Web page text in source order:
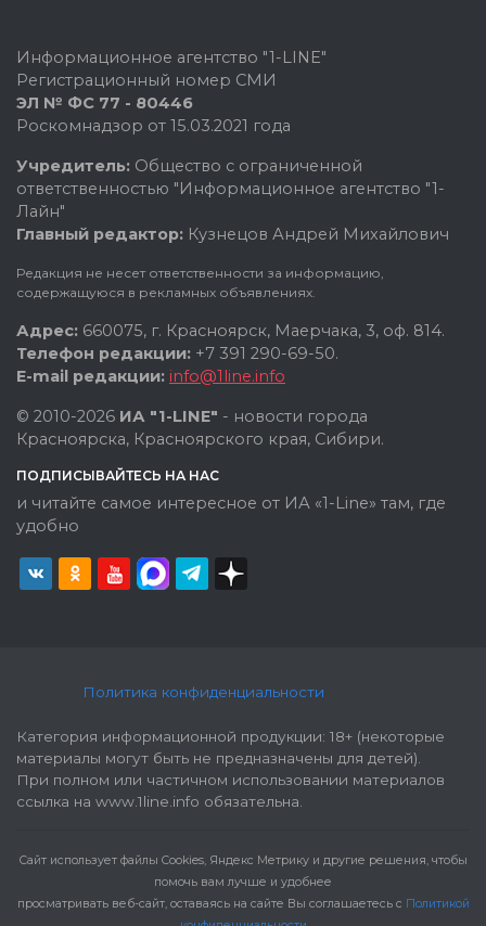
Информационное агентство "1-LINE"
Регистрационный номер СМИ
ЭЛ № ФС 77 - 80446
Роскомнадзор от 15.03.2021 года
Учредитель: Общество с ограниченной
ответственностью "Информационное агентство "1-
Лайн"
Главный редактор: Кузнецов Андрей Михайлович
Редакция не несет ответственности за информацию,
содержащуюся в рекламных объявлениях.
Адрес: 660075, г. Красноярск, Маерчака, 3, оф. 814.
Телефон редакции: +7 391 290-69-50.
E-mail редакции: info@1line.info
© 2010-2026 ИА "1-LINE" - новости города
Красноярска, Красноярского края, Сибири.
ПОДПИСЫВАЙТЕСЬ НА НАС
и читайте самое интересное от ИА «1-Line» там, где
удобно
Политика конфиденциальности
Категория информационной продукции: 18+ (некоторые
материалы могут быть не предназначены для детей).
При полном или частичном использовании материалов
ссылка на www.1line.info обязательна.
Cайт использует файлы Cookies, Яндекс Метрику и другие решения, чтобы
помочь вам лучше и удобнее
просматривать веб-сайт, оставаясь на сайте Вы соглашаетесь с Политикой